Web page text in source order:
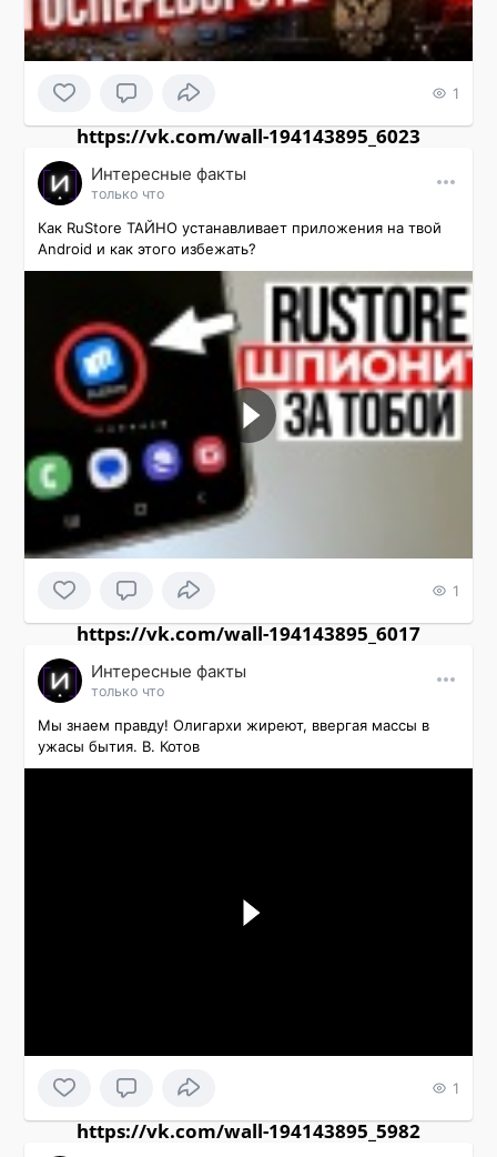
1
https://vk.com/wall-194143895_6023
Интересные факты
только что
Как RuStore ТАЙНО устанавливает приложения на твой
Android и как этого избежать?
1
https://vk.com/wall-194143895_6017
Интересные факты
только что
Мы знаем правду! Олигархи жиреют, ввергая массы в
ужасы бытия. В. Котов
1
https://vk.com/wall-194143895_5982